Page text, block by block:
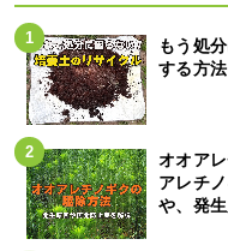
もう処
する方法
オオア
アレチ
や、発